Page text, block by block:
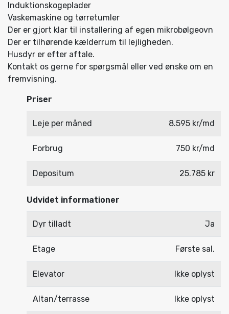
Induktionskogeplader
Vaskemaskine og tørretumler
Der er gjort klar til installering af egen mikrobølgeovn
Der er tilhørende kælderrum til lejligheden.
Husdyr er efter aftale.
Kontakt os gerne for spørgsmål eller ved ønske om en
fremvisning.
Priser
Leje per måned 8.595 kr/md
Forbrug 750 kr/md
Depositum 25.785 kr
Udvidet informationer
Dyr tilladt Ja
Etage Første sal.
Elevator Ikke oplyst
Altan/terrasse Ikke oplyst